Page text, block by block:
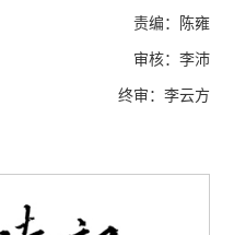
责编：陈雍
审核：李沛
终审：李云方